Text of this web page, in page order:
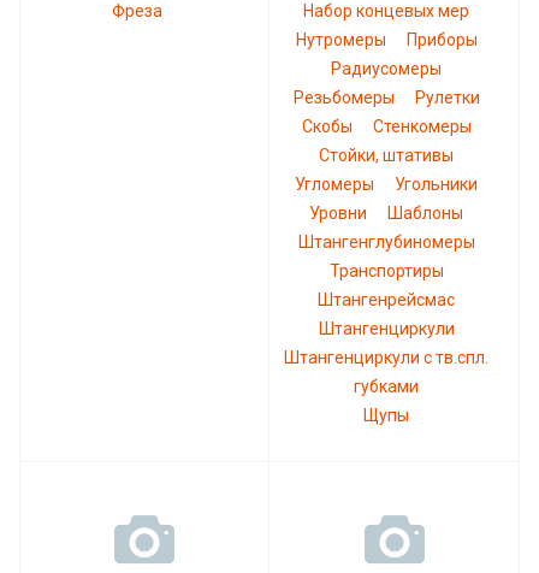
Фреза
Набор концевых мер
Нутромеры
Приборы
Радиусомеры
Резьбомеры
Рулетки
Скобы
Стенкомеры
Стойки, штативы
Угломеры
Угольники
Уровни
Шаблоны
Штангенглубиномеры
Транспортиры
Штангенрейсмас
Штангенциркули
Штангенциркули с тв.спл.
губками
Щупы